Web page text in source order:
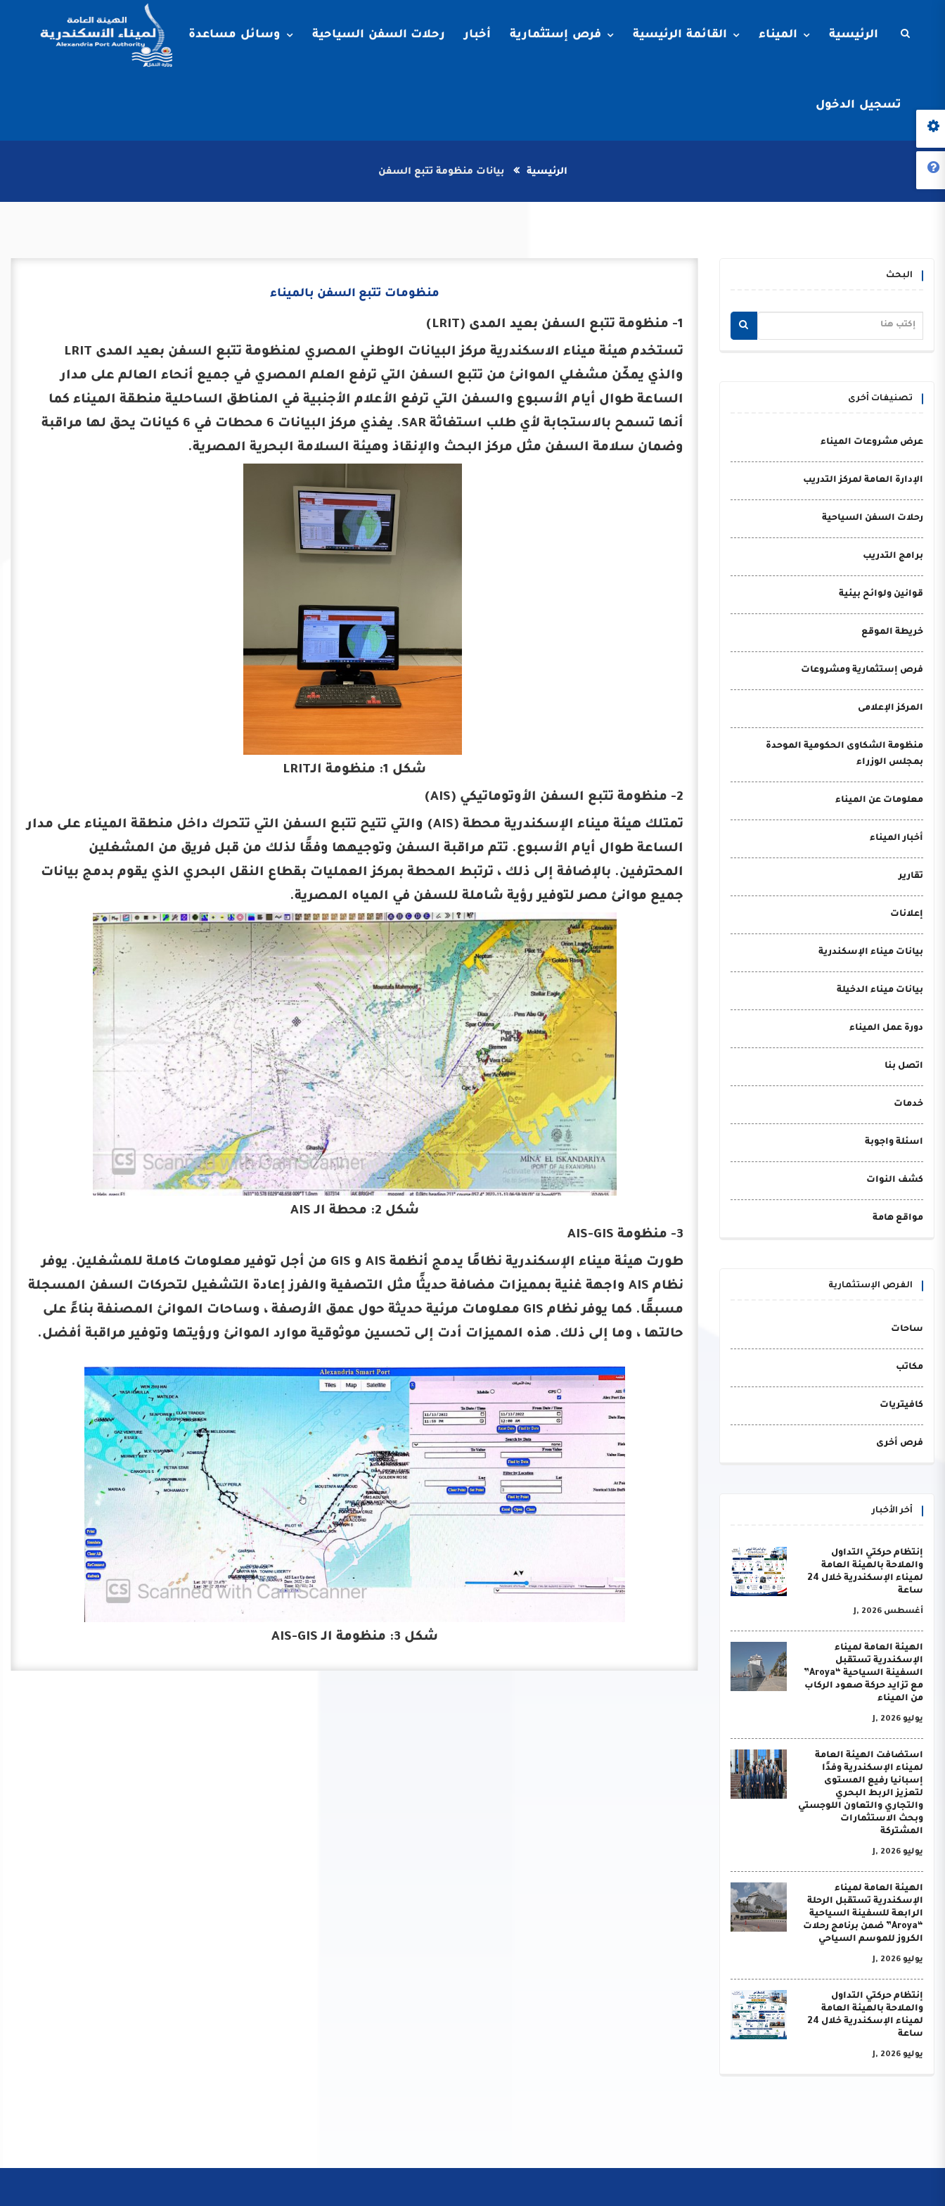
الرئيسية الميناء القائمة الرئيسية فرص إستثمارية أخبار رحلات السفن السياحية وسائل مساعدة
تسجيل الدخول
الرئيسية بيانات منظومة تتبع السفن
البحث
تصنيفات أخرى
عرض مشروعات الميناء
الإدارة العامة لمركز التدريب
رحلات السفن السياحية
برامج التدريب
قوانين ولوائح بيئية
خريطة الموقع
فرص إستثمارية ومشروعات
المركز الإعلامى
منظومة الشكاوى الحكومية الموحدة
بمجلس الوزراء
معلومات عن الميناء
أخبار الميناء
تقارير
إعلانات
بيانات ميناء الإسكندرية
بيانات ميناء الدخيلة
دورة عمل الميناء
اتصل بنا
خدمات
اسئلة واجوبة
كشف النوات
مواقع هامة
الفرص الإستثمارية
ساحات
مكاتب
كافيتريات
فرص أخرى
أخر الأخبار
إنتظام حركتي التداول
والملاحة بالهيئة العامة
لميناء الإسكندرية خلال 24
ساعة
أغسطس J, 2026
الهيئة العامة لميناء
الإسكندرية تستقبل
السفينة السياحية “Aroya”
مع تزايد حركة صعود الركاب
من الميناء
يوليو J, 2026
استضافت الهيئة العامة
لميناء الإسكندرية وفدًا
إسبانيا رفيع المستوى
لتعزيز الربط البحري
والتجاري والتعاون اللوجستي
وبحث الاستثمارات
المشتركة
يوليو J, 2026
الهيئة العامة لميناء
الإسكندرية تستقبل الرحلة
الرابعة للسفينة السياحية
“Aroya” ضمن برنامج رحلات
الكروز للموسم السياحي
يوليو J, 2026
إنتظام حركتي التداول
والملاحة بالهيئة العامة
لميناء الإسكندرية خلال 24
ساعة
يوليو J, 2026
منظومات تتبع السفن بالميناء
1- منظومة تتبع السفن بعيد المدى (LRIT)
تستخدم هيئة ميناء الاسكندرية مركز البيانات الوطني المصري لمنظومة تتبع السفن بعيد المدى LRIT
والذي يمكّن مشغلي الموانئ من تتبع السفن التي ترفع العلم المصري في جميع أنحاء العالم على مدار
الساعة طوال أيام الأسبوع والسفن التي ترفع الأعلام الأجنبية في المناطق الساحلية منطقة الميناء كما
أنها تسمح بالاستجابة لأي طلب استغاثة SAR. يغذي مركز البيانات 6 محطات في 6 كيانات يحق لها مراقبة
وضمان سلامة السفن مثل مركز البحث والإنقاذ وهيئة السلامة البحرية المصرية.
شكل 1: منظومة الـLRIT
2- منظومة تتبع السفن الأوتوماتيكي (AIS)
تمتلك هيئة ميناء الإسكندرية محطة (AIS) والتي تتيح تتبع السفن التي تتحرك داخل منطقة الميناء على مدار
الساعة طوال أيام الأسبوع. تتم مراقبة السفن وتوجيهها وفقًا لذلك من قبل فريق من المشغلين
المحترفين. بالإضافة إلى ذلك ، ترتبط المحطة بمركز العمليات بقطاع النقل البحري الذي يقوم بدمج بيانات
جميع موانئ مصر لتوفير رؤية شاملة للسفن في المياه المصرية.
شكل 2: محطة الـ AIS
3- منظومة AIS-GIS
طورت هيئة ميناء الإسكندرية نظامًا يدمج أنظمة AIS و GIS من أجل توفير معلومات كاملة للمشغلين. يوفر
نظام AIS واجهة غنية بمميزات مضافة حديثًا مثل التصفية والفرز إعادة التشغيل لتحركات السفن المسجلة
مسبقًا. كما يوفر نظام GIS معلومات مرئية حديثة حول عمق الأرصفة ، وساحات الموانئ المصنفة بناءً على
حالتها ، وما إلى ذلك. هذه المميزات أدت إلى تحسين موثوقية موارد الموانئ ورؤيتها وتوفير مراقبة أفضل.
شكل 3: منظومة الـ AIS-GIS